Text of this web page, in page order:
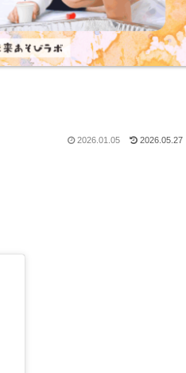
2026.01.05 2026.05.27